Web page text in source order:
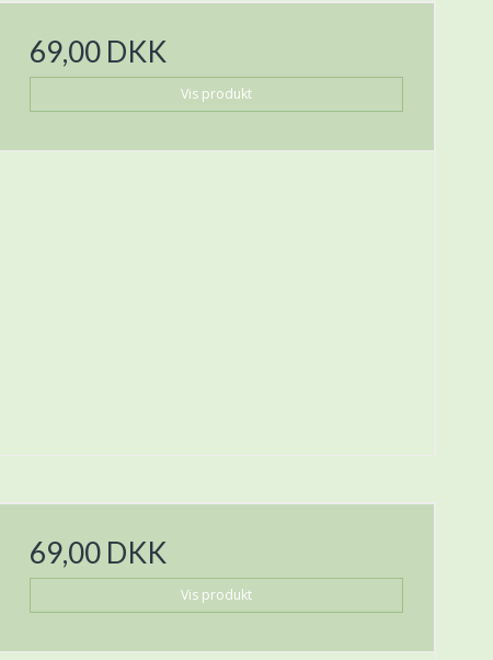
69,00 DKK
Vis produkt
69,00 DKK
Vis produkt